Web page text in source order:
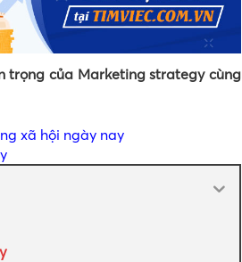
trọng của Marketing strategy cùng
xã hội ngày nay